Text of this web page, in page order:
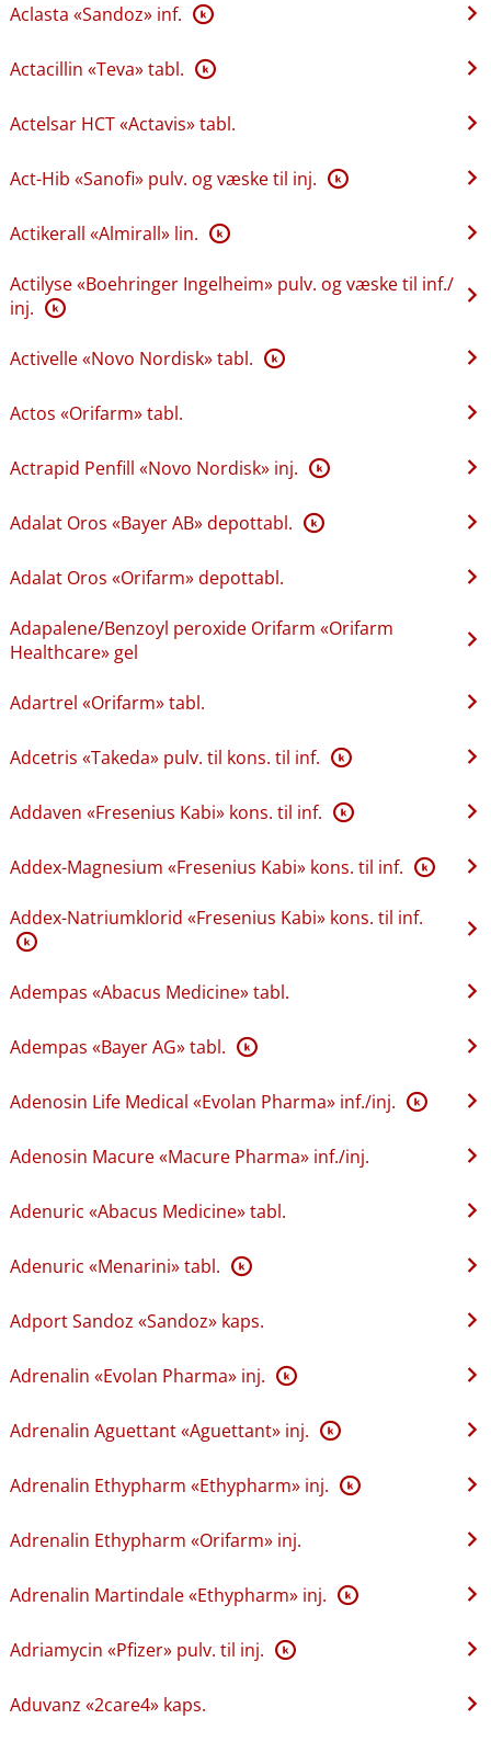
Aclasta «Sandoz» inf. K
Actacillin «Teva» tabl. K
Actelsar HCT «Actavis» tabl.
Act-Hib «Sanofi» pulv. og væske til inj. K
Actikerall «Almirall» lin. K
Actilyse «Boehringer Ingelheim» pulv. og væske til inf.​/​
inj. K
Activelle «Novo Nordisk» tabl. K
Actos «Orifarm» tabl.
Actrapid Penfill «Novo Nordisk» inj. K
Adalat Oros «Bayer AB» depottabl. K
Adalat Oros «Orifarm» depottabl.
Adapalene​/​Benzoyl peroxide Orifarm «Orifarm
Healthcare» gel
Adartrel «Orifarm» tabl.
Adcetris «Takeda» pulv. til kons. til inf. K
Addaven «Fresenius Kabi» kons. til inf. K
Addex-Magnesium «Fresenius Kabi» kons. til inf. K
Addex-Natriumklorid «Fresenius Kabi» kons. til inf.
K
Adempas «Abacus Medicine» tabl.
Adempas «Bayer AG» tabl. K
Adenosin Life Medical «Evolan Pharma» inf.​/​inj. K
Adenosin Macure «Macure Pharma» inf.​/​inj.
Adenuric «Abacus Medicine» tabl.
Adenuric «Menarini» tabl. K
Adport Sandoz «Sandoz» kaps.
Adrenalin «Evolan Pharma» inj. K
Adrenalin Aguettant «Aguettant» inj. K
Adrenalin Ethypharm «Ethypharm» inj. K
Adrenalin Ethypharm «Orifarm» inj.
Adrenalin Martindale «Ethypharm» inj. K
Adriamycin «Pfizer» pulv. til inj. K
Aduvanz «2care4» kaps.